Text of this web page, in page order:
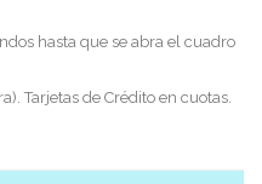
hasta que se abra el cuadro
Tarjetas de Crédito en cuotas.